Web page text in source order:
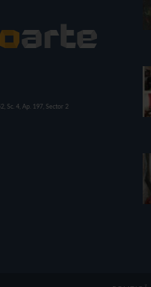
Sc. 4, Ap. 197, Sector 2